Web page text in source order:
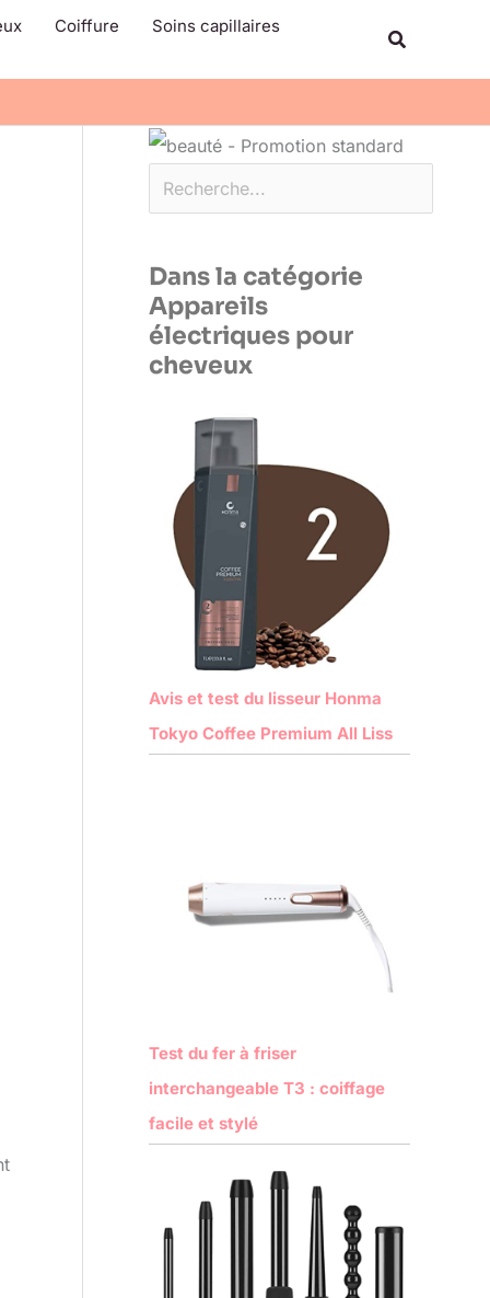
Coiffure Soins capillaires
Rechercher
Dans la catégorie
Appareils
électriques pour
cheveux
Avis et test du lisseur Honma
Tokyo Coffee Premium All Liss
Test du fer à friser
interchangeable T3 : coiffage
facile et stylé